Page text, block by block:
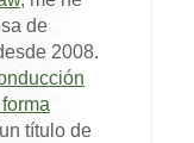
de
2008.
título de